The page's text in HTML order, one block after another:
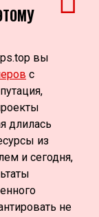
вы
с
длилась
из
и сегодня,
не